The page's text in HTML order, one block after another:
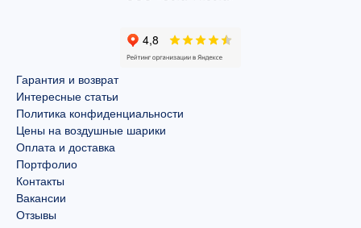
Гарантия и возврат
Интересные статьи
Политика конфиденциальности
Цены на воздушные шарики
Оплата и доставка
Портфолио
Контакты
Вакансии
Отзывы